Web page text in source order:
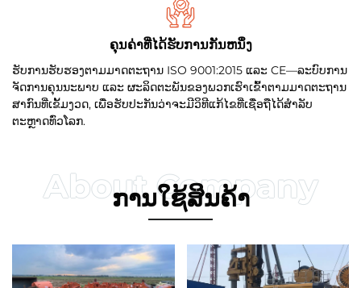
ຄຸນຄ່າທີ່ໄດ້ຮັບການກັນຫນຶ່ງ
ຮັບການຮັບຮອງຕາມມາດຕະຖານ ISO 9001:2015 ແລະ CE—ລະບົບການ
ຈັດການຄຸນນະພາບ ແລະ ຜະລິດຕະພັນຂອງພວກເຮົາເຂົ້າຕາມມາດຕະຖານ
ສາກົນທີ່ເຂັ້ມງວດ, ເພື່ອຮັບປະກັນວ່າຈະມີວິທີແກ້ໄຂທີ່ເຊື່ອຖືໄດ້ສຳລັບ
ຕະຫຼາດທົ່ວໂລກ.
ການໃຊ້ສິນຄ້າ